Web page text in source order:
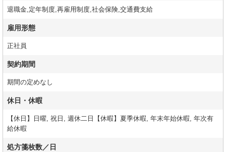
退職金,定年制度,再雇用制度,社会保険,交通費支給
雇用形態
正社員
契約期間
期間の定めなし
休日・休暇
【休日】日曜, 祝日, 週休二日【休暇】夏季休暇, 年末年始休暇, 年次有
給休暇
処方箋枚数／日